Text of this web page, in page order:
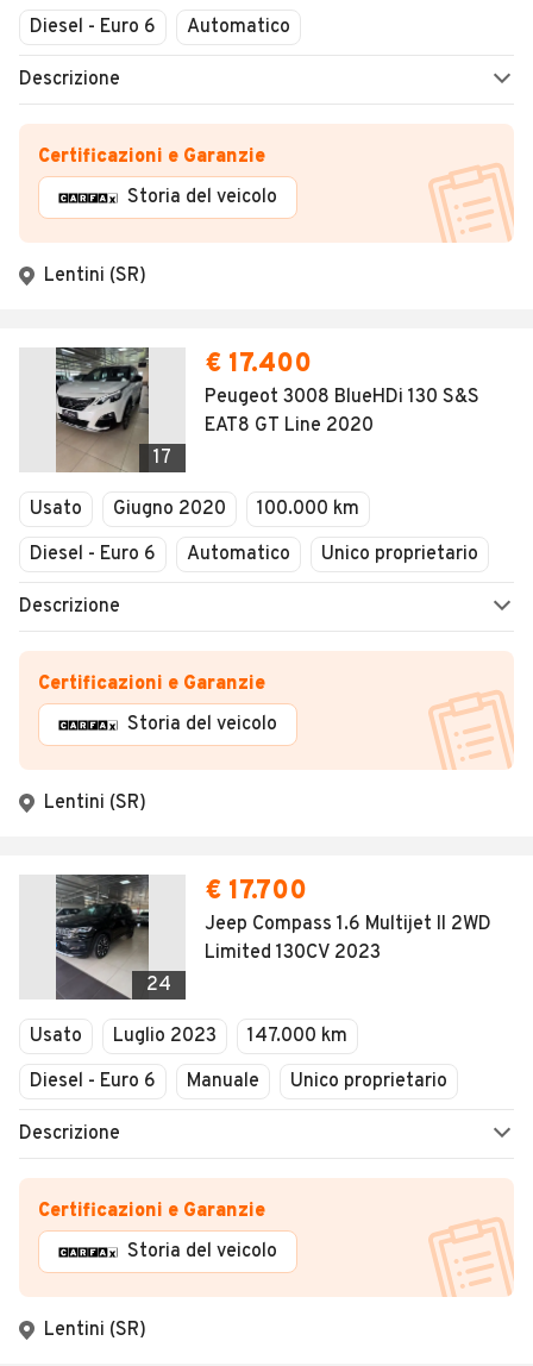
Diesel - Euro 6 Automatico
Descrizione
Certificazioni e Garanzie
Storia del veicolo
Lentini (SR)
17
€ 17.400
Peugeot 3008 BlueHDi 130 S&S
EAT8 GT Line 2020
Usato Giugno 2020
100.000 km
Diesel - Euro 6
Automatico Unico proprietario
Descrizione
Certificazioni e Garanzie
Storia del veicolo
Lentini (SR)
24
€ 17.700
Jeep Compass 1.6 Multijet II 2WD
Limited 130CV 2023
Usato Luglio 2023
147.000 km
Diesel - Euro 6
Manuale Unico proprietario
Descrizione
Certificazioni e Garanzie
Storia del veicolo
Lentini (SR)